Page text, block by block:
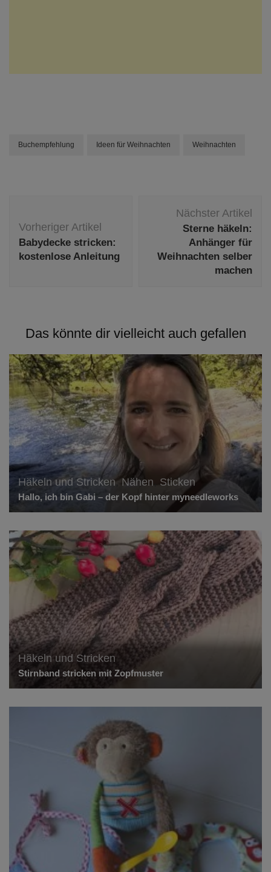
Buchempfehlung Ideen für Weihnachten Weihnachten
Vorheriger Artikel
Babydecke stricken:
kostenlose Anleitung
Nächster Artikel
Sterne häkeln:
Anhänger für
Weihnachten selber
machen
Das könnte dir vielleicht auch gefallen
Häkeln und Stricken, Nähen Sticken
Hallo, ich bin Gabi – der Kopf hinter myneedleworks
Häkeln und Stricken
Stirnband stricken mit Zopfmuster